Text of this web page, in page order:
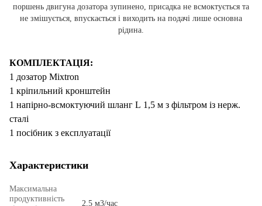
поршень двигуна дозатора зупинено, присадка не всмоктується та
не змішується, впускається і виходить на подачі лише основна
рідина.
КОМПЛЕКТАЦІЯ:
1 дозатор Mixtron
1 кріпильний кронштейн
1 напірно-всмоктуючий шланг L 1,5 м з фільтром із нерж.
сталі
1 посібник з експлуатації
Характеристики
Максимальна
продуктивність
2,5 м3/час